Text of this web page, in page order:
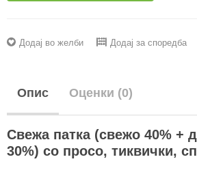
Додај во желби Додај за споредба
Опис Оценки (0)
Свежа патка (свежо 40% +
30%) со просо, тиквички,